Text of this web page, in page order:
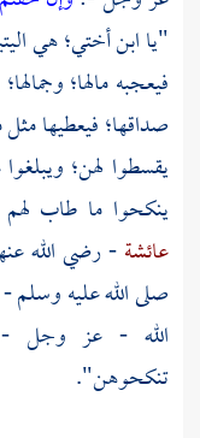
"يا ابن أختي؛ هي
فيعجبه مالها؛
صداقها؛ فيعطيها
يقسطوا لهن؛
ينكحوا ما طاب
عائشة- رضي الله
صلى الله عليه وسلم -
الله - عز وجل -:
تنكحوهن".